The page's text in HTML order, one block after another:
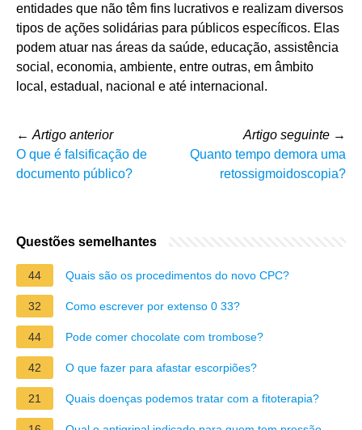
entidades que não têm fins lucrativos e realizam diversos
tipos de ações solidárias para públicos específicos. Elas
podem atuar nas áreas da saúde, educação, assistência
social, economia, ambiente, entre outras, em âmbito
local, estadual, nacional e até internacional.
← Artigo anterior
O que é falsificação de
documento público?
Artigo seguinte →
Quanto tempo demora uma
retossigmoidoscopia?
Questões semelhantes
44 Quais são os procedimentos do novo CPC?
32 Como escrever por extenso 0 33?
44 Pode comer chocolate com trombose?
42 O que fazer para afastar escorpiões?
21 Quais doenças podemos tratar com a fitoterapia?